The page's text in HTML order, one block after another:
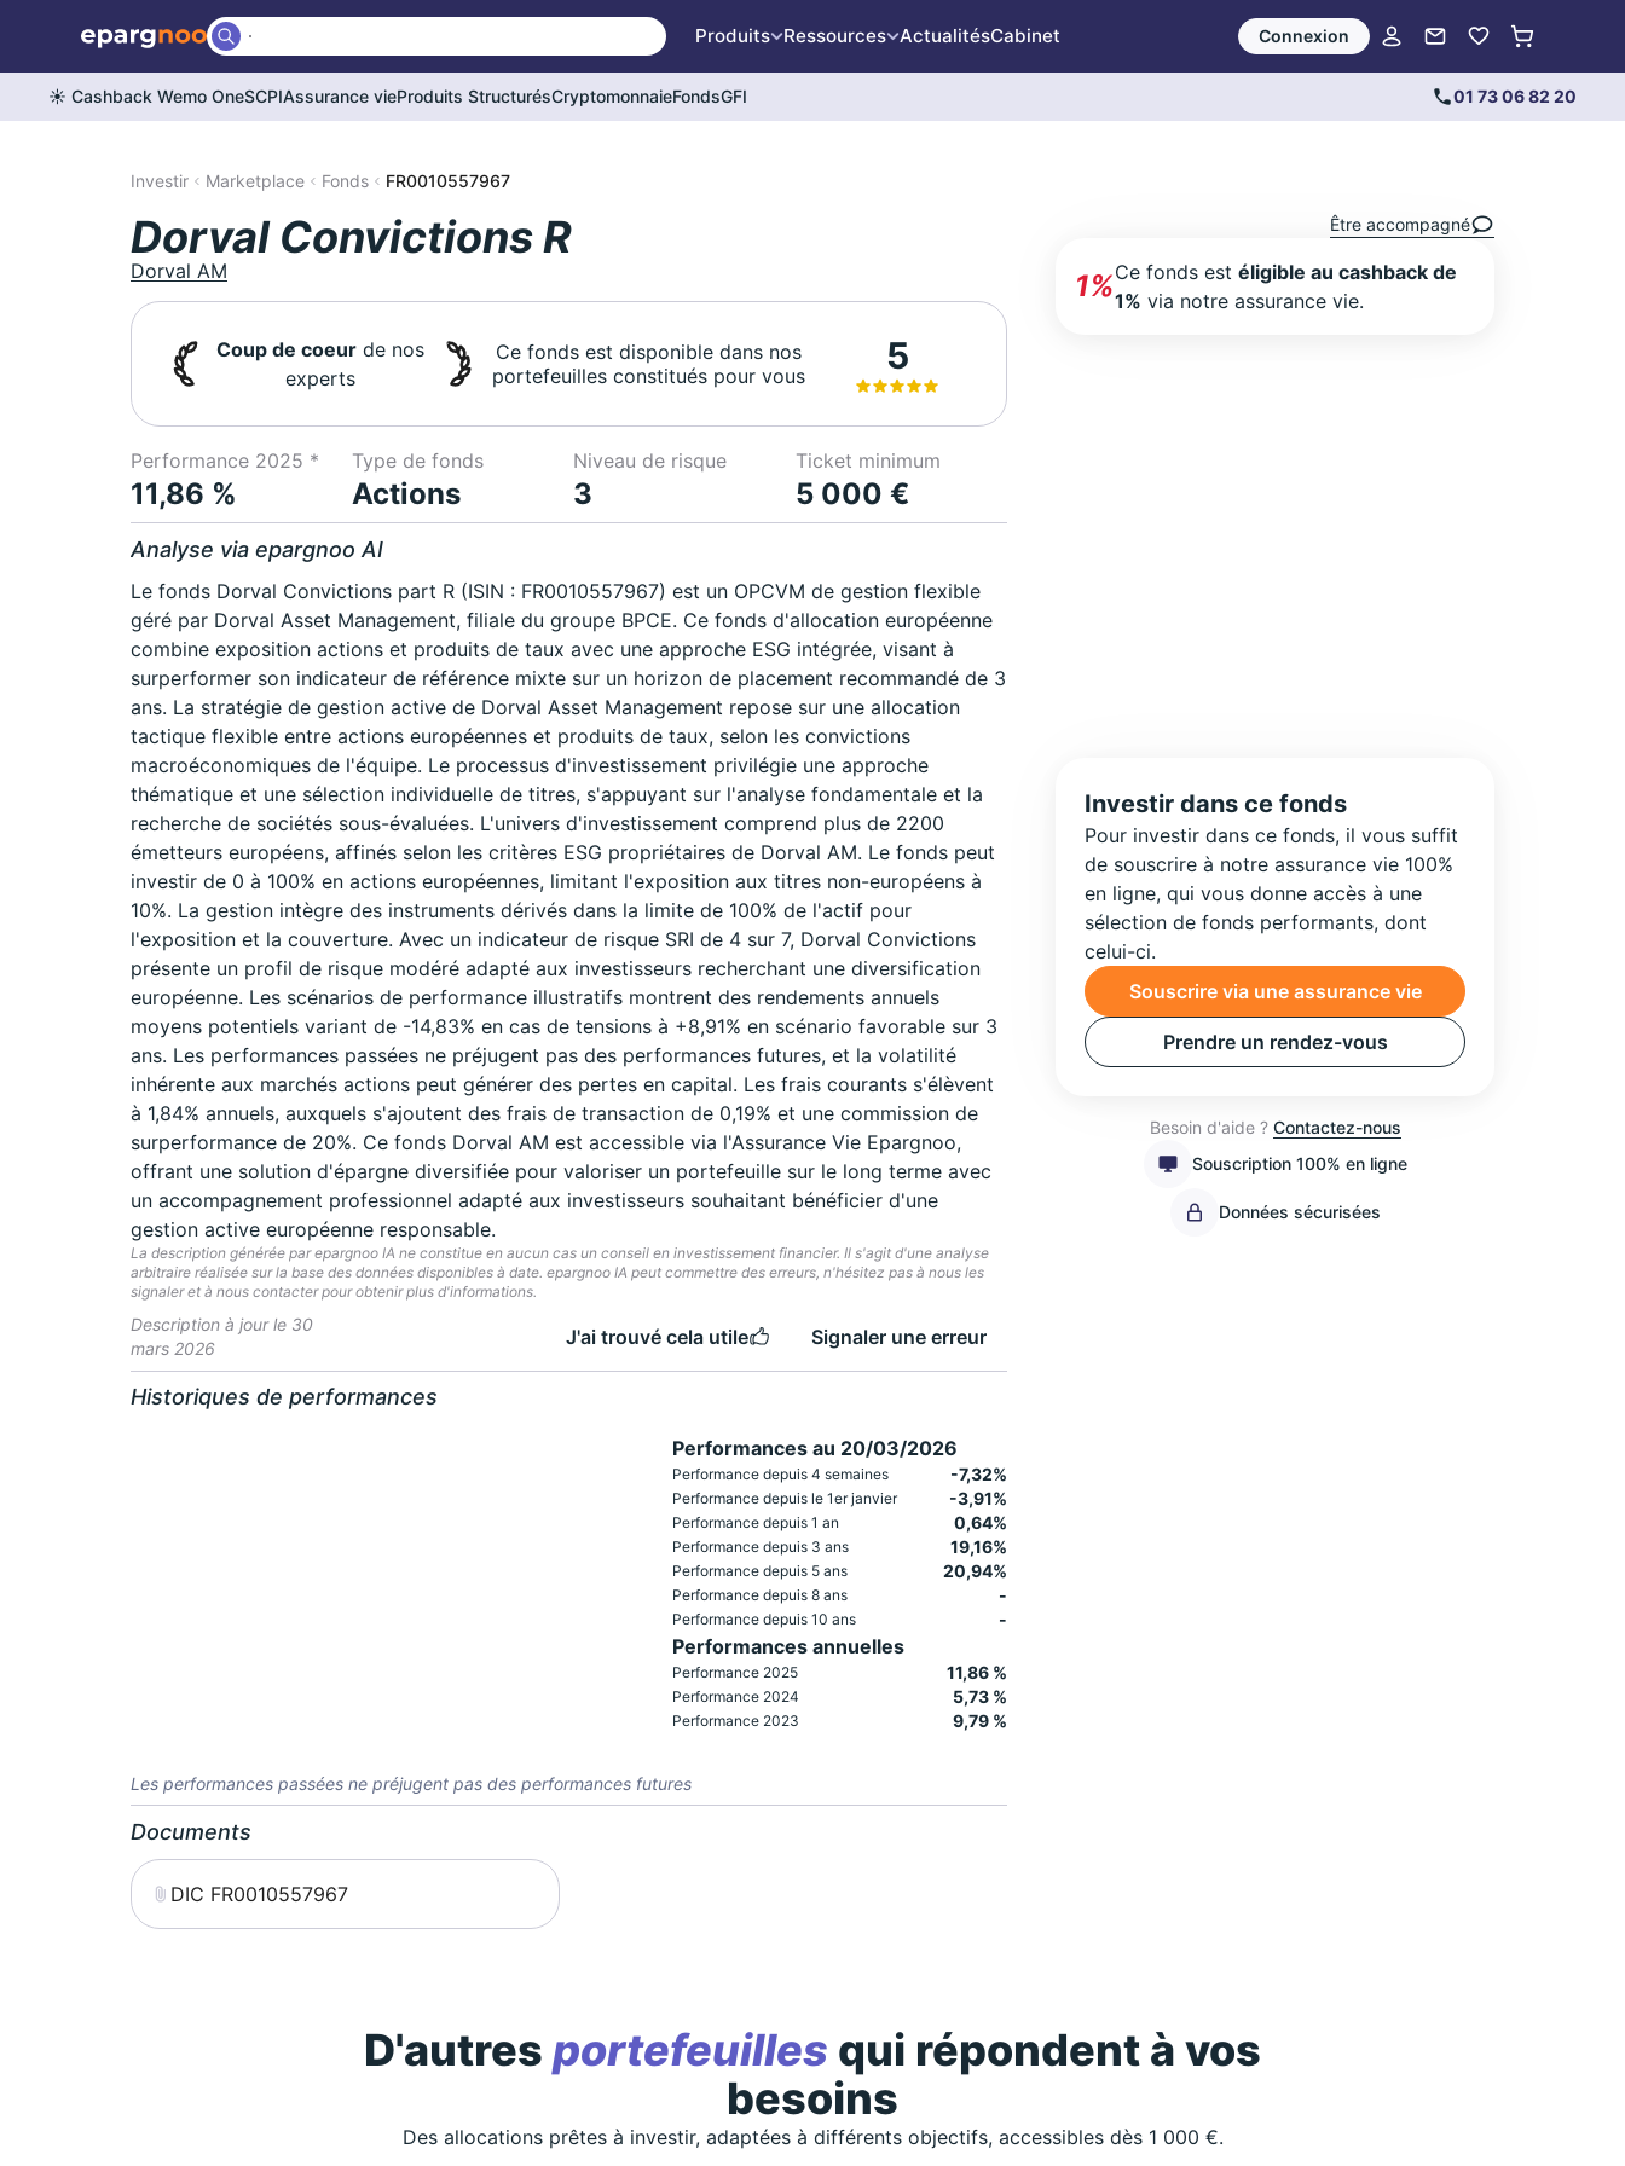
Produits Ressources ActualitésCabinet Connexion
☀️ Cashback Wemo OneSCPIAssurance vieProduits StructurésCryptomonnaieFondsGFI 01 73 06 82 20
Investir Marketplace Fonds FR0010557967
Dorval Convictions R
Dorval AM
Coup de coeurde nos
experts
Ce fonds est disponible dans nos
portefeuilles constitués pour vous
5
Performance 2025 *
11,86 %
Type de fonds
Actions
Niveau de risque
3
Ticket minimum
5 000 €
Analyse via epargnoo AI
Le fonds Dorval Convictions part R (ISIN : FR0010557967) est un OPCVM de gestion flexible
géré par Dorval Asset Management, filiale du groupe BPCE. Ce fonds d'allocation européenne
combine exposition actions et produits de taux avec une approche ESG intégrée, visant à
surperformer son indicateur de référence mixte sur un horizon de placement recommandé de 3
ans. La stratégie de gestion active de Dorval Asset Management repose sur une allocation
tactique flexible entre actions européennes et produits de taux, selon les convictions
macroéconomiques de l'équipe. Le processus d'investissement privilégie une approche
thématique et une sélection individuelle de titres, s'appuyant sur l'analyse fondamentale et la
recherche de sociétés sous-évaluées. L'univers d'investissement comprend plus de 2200
émetteurs européens, affinés selon les critères ESG propriétaires de Dorval AM. Le fonds peut
investir de 0 à 100% en actions européennes, limitant l'exposition aux titres non-européens à
10%. La gestion intègre des instruments dérivés dans la limite de 100% de l'actif pour
l'exposition et la couverture. Avec un indicateur de risque SRI de 4 sur 7, Dorval Convictions
présente un profil de risque modéré adapté aux investisseurs recherchant une diversification
européenne. Les scénarios de performance illustratifs montrent des rendements annuels
moyens potentiels variant de -14,83% en cas de tensions à +8,91% en scénario favorable sur 3
ans. Les performances passées ne préjugent pas des performances futures, et la volatilité
inhérente aux marchés actions peut générer des pertes en capital. Les frais courants s'élèvent
à 1,84% annuels, auxquels s'ajoutent des frais de transaction de 0,19% et une commission de
surperformance de 20%. Ce fonds Dorval AM est accessible via l'Assurance Vie Epargnoo,
offrant une solution d'épargne diversifiée pour valoriser un portefeuille sur le long terme avec
un accompagnement professionnel adapté aux investisseurs souhaitant bénéficier d'une
gestion active européenne responsable.
La description générée par epargnoo IA ne constitue en aucun cas un conseil en investissement financier. Il s'agit d'une analyse
arbitraire réalisée sur la base des données disponibles à date. epargnoo IA peut commettre des erreurs, n'hésitez pas à nous les
signaler et à nous contacter pour obtenir plus d'informations.
Description à jour le 30
mars 2026
J'ai trouvé cela utile Signaler une erreur
Historiques de performances
Performances au 20/03/2026
Performance depuis 4 semaines -7,32%
Performance depuis le 1er janvier -3,91%
Performance depuis 1 an 0,64%
Performance depuis 3 ans 19,16%
Performance depuis 5 ans 20,94%
Performance depuis 8 ans -
Performance depuis 10 ans -
Performances annuelles
Performance 2025 11,86 %
Performance 2024 5,73 %
Performance 2023 9,79 %
Les performances passées ne préjugent pas des performances futures
Documents
DIC FR0010557967
Être accompagné
1%Ce fonds estéligible au cashback de
1% via notre assurance vie.
Investir dans ce fonds
Pour investir dans ce fonds, il vous suffit
de souscrire à notre assurance vie 100%
en ligne, qui vous donne accès à une
sélection de fonds performants, dont
celui-ci.
Souscrire via une assurance vie
Prendre un rendez-vous
Besoin d'aide ? Contactez-nous
Souscription 100% en ligne
Données sécurisées
D'autres portefeuilles qui répondent à vos
besoins
Des allocations prêtes à investir, adaptées à différents objectifs, accessibles dès 1 000 €.